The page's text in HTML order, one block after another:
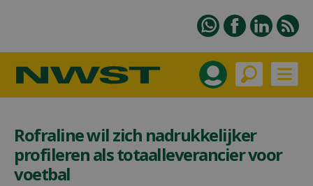
Rofraline wil zich nadrukkelijker
profileren als totaalleverancier voor
voetbal